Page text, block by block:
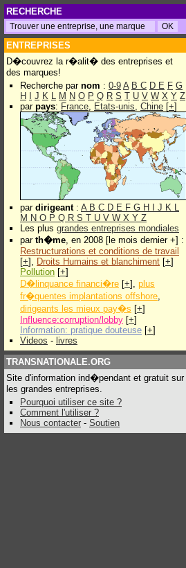
RECHERCHE
ENTREPRISES
D�couvrez la r�alit� des entreprises et
des marques!
Recherche par nom : 0-9 A B C D E F G
H
J K L M N O P Q R S T U V W X Y Z
par pays: France, Etats-unis, Chine [+]
par dirigeant: A B C D E F G H J K L
M N O P Q R S T U V W X Y Z
Les plus grandes entreprises mondiales
par th�me, en 2008 [le mois dernier +] :
Restructurations et conditions de travail
[+], Droits Humains et blanchiment [+]
Pollution [+]
D�linquance financi�re [+], plus
fr�quentes implantations offshore,
dirigeants les mieux pay�s [+]
Influence:corruption/lobby [+]
Information: pratique douteuse [+]
Videos - livres
TRANSNATIONALE.ORG
Site d'information ind�pendant et gratuit sur
les grandes entreprises.
Pourquoi utiliser ce site ?
Comment l'utiliser ?
Nous contacter - Soutien